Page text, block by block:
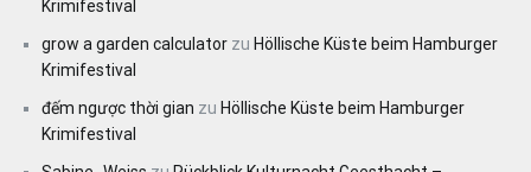
Krimifestival
grow a garden calculator zu Höllische Küste beim Hamburger
Krimifestival
đếm ngược thời gian zu Höllische Küste beim Hamburger
Krimifestival